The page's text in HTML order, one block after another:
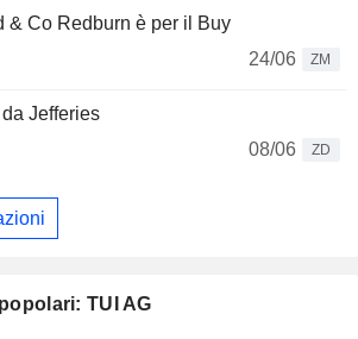
& Co Redburn è per il Buy
24/06
ZM
Jefferies
08/06
ZD
TUI AG